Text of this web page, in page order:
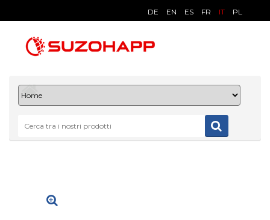
DE EN ES FR IT PL